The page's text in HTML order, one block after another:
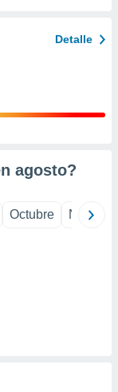
Detalle
agosto?
Octubre